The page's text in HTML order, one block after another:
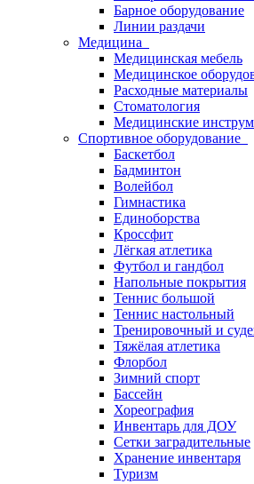
Барное оборудование
Линии раздачи
Медицина
Медицинская мебель
Медицинское
Расходные материалы
Стоматология
Медицинские
Спортивное оборудование
Баскетбол
Бадминтон
Волейбол
Гимнастика
Единоборства
Кроссфит
Лёгкая атлетика
Футбол и гандбол
Напольные покрытия
Теннис большой
Теннис настольный
Тренировочный и
Тяжёлая атлетика
Флорбол
Зимний спорт
Бассейн
Хореография
Инвентарь для ДОУ
Сетки заградительные
Хранение инвентаря
Туризм